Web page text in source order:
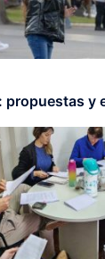
propuestas y